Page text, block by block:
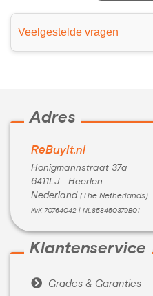
Veelgestelde vragen
Adres
ReBuyIt.nl
Honigmannstraat 37a
6411LJ Heerlen
Nederland (The Netherlands)
KvK 70764042 | NL858450379B01
Klantenservice
 Grades & Garanties